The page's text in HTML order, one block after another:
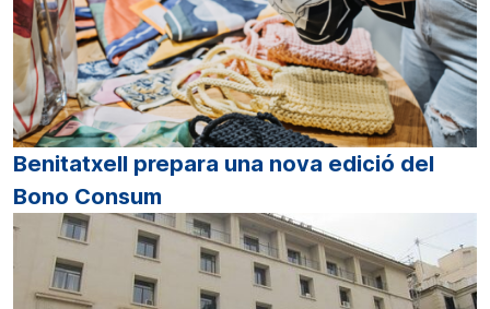
Benitatxell prepara una nova edició del
Bono Consum